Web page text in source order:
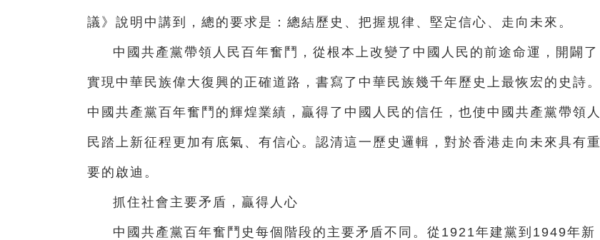
議》說明中講到，總的要求是：總結歷史、把握規律、堅定信心、走向未來。
中國共產黨帶領人民百年奮鬥，從根本上改變了中國人民的前途命運，開闢了
實現中華民族偉大復興的正確道路，書寫了中華民族幾千年歷史上最恢宏的史詩。
中國共產黨百年奮鬥的輝煌業績，贏得了中國人民的信任，也使中國共產黨帶領人
民踏上新征程更加有底氣、有信心。認清這一歷史邏輯，對於香港走向未來具有重
要的啟迪。
抓住社會主要矛盾，贏得人心
中國共產黨百年奮鬥史每個階段的主要矛盾不同。從1921年建黨到1949年新